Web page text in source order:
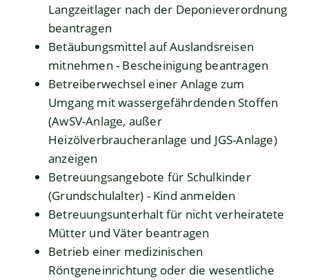
Langzeitlager nach der Deponieverordnung
beantragen
Betäubungsmittel auf Auslandsreisen
mitnehmen - Bescheinigung beantragen
Betreiberwechsel einer Anlage zum
Umgang mit wassergefährdenden Stoffen
(AwSV-Anlage, außer
Heizölverbraucheranlage und JGS-Anlage)
anzeigen
Betreuungsangebote für Schulkinder
(Grundschulalter) - Kind anmelden
Betreuungsunterhalt für nicht verheiratete
Mütter und Väter beantragen
Betrieb einer medizinischen
Röntgeneinrichtung oder die wesentliche